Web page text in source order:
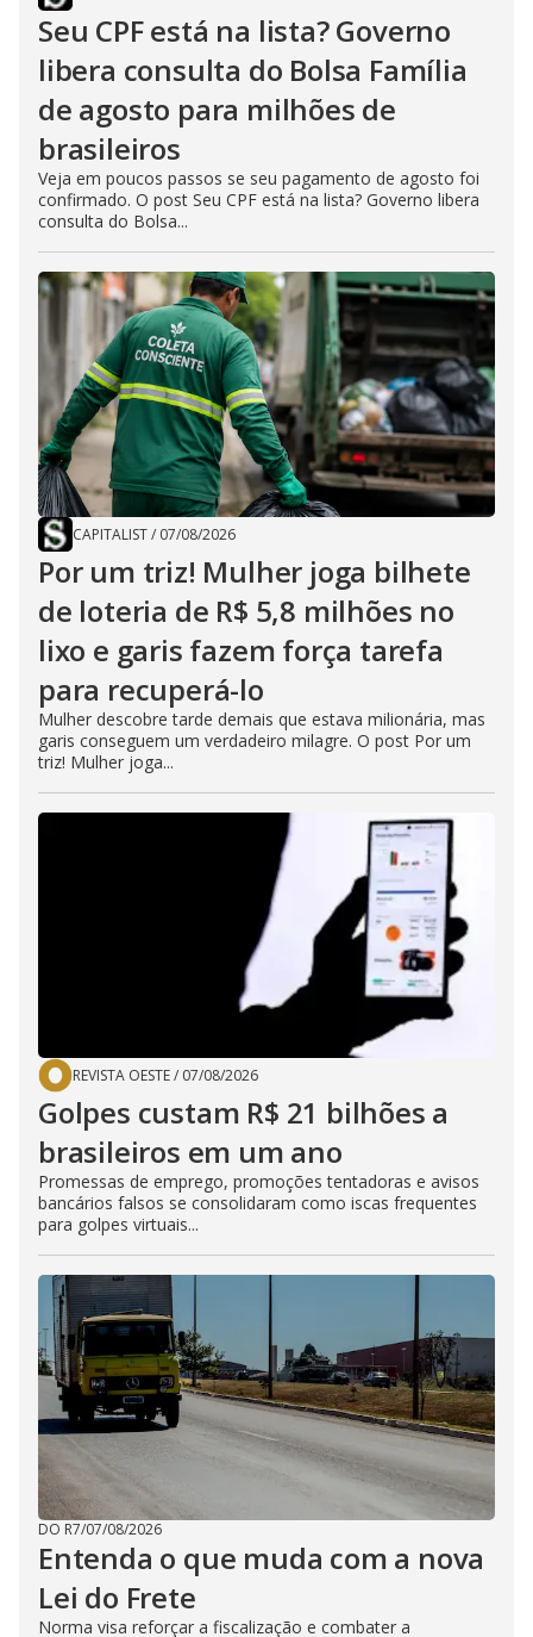
Seu CPF está na lista? Governo
libera consulta do Bolsa Família
de agosto para milhões de
brasileiros
Veja em poucos passos se seu pagamento de agosto foi
confirmado. O post Seu CPF está na lista? Governo libera
consulta do Bolsa...
CAPITALIST/ 07/08/2026
Por um triz! Mulher joga bilhete
de loteria de R$ 5,8 milhões no
lixo e garis fazem força tarefa
para recuperá-lo
Mulher descobre tarde demais que estava milionária, mas
garis conseguem um verdadeiro milagre. O post Por um
triz! Mulher joga...
REVISTA OESTE/ 07/08/2026
Golpes custam R$ 21 bilhões a
brasileiros em um ano
Promessas de emprego, promoções tentadoras e avisos
bancários falsos se consolidaram como iscas frequentes
para golpes virtuais...
DO R7/07/08/2026
Entenda o que muda com a nova
Lei do Frete
Norma visa reforçar a fiscalização e combater a